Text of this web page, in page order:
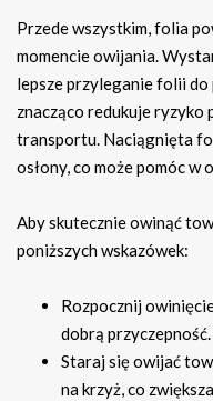
Przede wszystkim, folia
momencie owijania.
lepsze przyleganie folii
znacząco redukuje ryzyko
transportu. Naciągnięta
osłony, co może pomóc w
Aby skutecznie owinąć
poniższych wskazówek:
Rozpocznij
dobrą przyczepność.
Staraj się owijać
na krzyż, co